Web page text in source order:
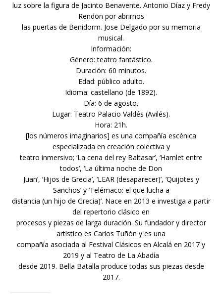
luz sobre la figura de Jacinto Benavente. Antonio Díaz y Fredy
Rendon por abrirnos
las puertas de Benidorm. Jose Delgado por su memoria
musical.
Información:
Género: teatro fantástico.
Duración: 60 minutos.
Edad: público adulto.
Idioma: castellano (de 1892).
Día: 6 de agosto.
Lugar: Teatro Palacio Valdés (Avilés).
Hora: 21h.
[los números imaginarios] es una compañía escénica
especializada en creación colectiva y
teatro inmersivo; ‘La cena del rey Baltasar’, ‘Hamlet entre
todos’, ‘La última noche de Don
Juan’, ‘Hijos de Grecia’, ‘LEAR (desaparecer)’, ‘Quijotes y
Sanchos’ y ‘Telémaco: el que lucha a
distancia (un hijo de Grecia)’. Nace en 2013 e investiga a partir
del repertorio clásico en
procesos y piezas de larga duración. Su fundador y director
artístico es Carlos Tuñón y es una
compañía asociada al Festival Clásicos en Alcalá en 2017 y
2019 y al Teatro de La Abadía
desde 2019. Bella Batalla produce todas sus piezas desde
2017.